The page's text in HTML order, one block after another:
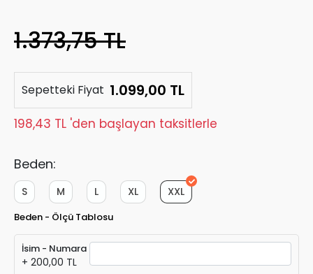
1.373,75 TL
Sepetteki Fiyat 1.099,00 TL
198,43 TL 'den başlayan taksitlerle
Beden:
XXL
XL
L
M
S
Beden - Ölçü Tablosu
İsim - Numara
+ 200,00 TL